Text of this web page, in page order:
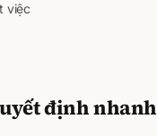
việc
định nhanh